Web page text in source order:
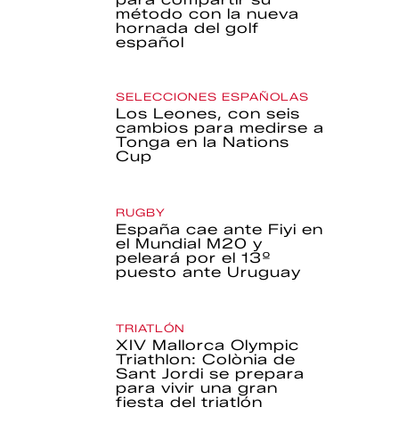
método con la nueva
hornada del golf
español
SELECCIONES ESPAÑOLAS
Los Leones, con seis
cambios para medirse a
Tonga en la Nations
Cup
RUGBY
España cae ante Fiyi en
el Mundial M20 y
peleará por el 13º
puesto ante Uruguay
TRIATLÓN
XIV Mallorca Olympic
Triathlon: Colònia de
Sant Jordi se prepara
para vivir una gran
fiesta del triatlón